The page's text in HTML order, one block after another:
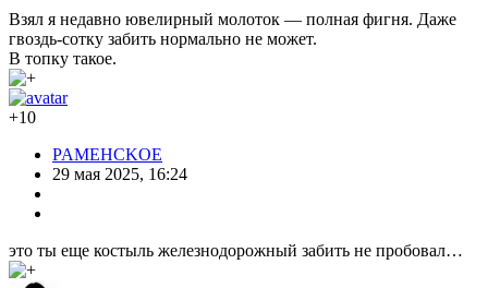
Взял я недавно ювелирный молоток — полная фигня. Даже
гвоздь-сотку забить нормально не может.
В топку такое.
+10
PAMEHCKOE
29 мая 2025, 16:24
это ты еще костыль железнодорожный забить не пробовал…